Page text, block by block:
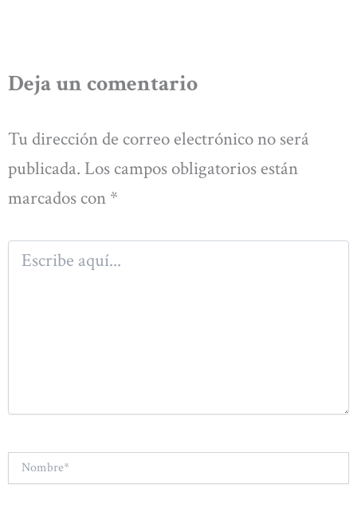
Deja un comentario
Tu dirección de correo electrónico no será
publicada. Los campos obligatorios están
marcados con *
aquí...
Nombre*